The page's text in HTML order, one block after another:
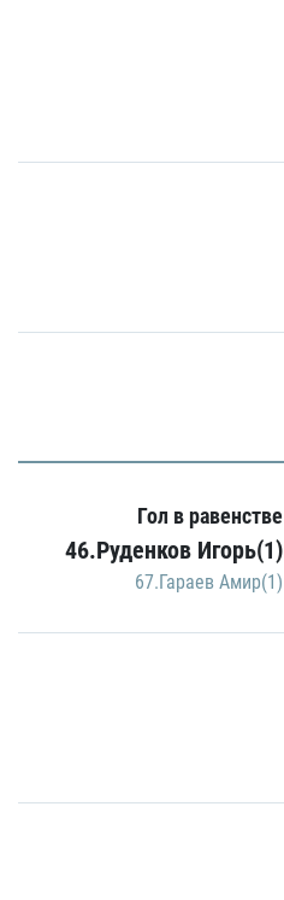
Гол в равенстве
46.Руденков Игорь(1)
67.Гараев Амир(1)